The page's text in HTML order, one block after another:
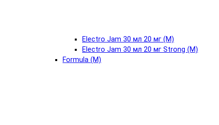
Electro Jam 30 мл 20 мг (М)
Electro Jam 30 мл 20 мг Strong (М)
Formula (М)